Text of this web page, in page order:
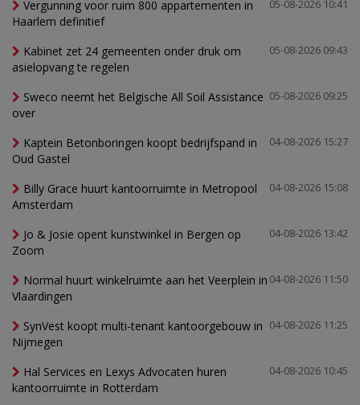
05-08-2026 10:41
Vergunning voor ruim 800 appartementen in
Haarlem definitief
05-08-2026 09:43
Kabinet zet 24 gemeenten onder druk om
asielopvang te regelen
05-08-2026 09:25
Sweco neemt het Belgische All Soil Assistance
over
04-08-2026 15:27
Kaptein Betonboringen koopt bedrijfspand in
Oud Gastel
04-08-2026 15:08
Billy Grace huurt kantoorruimte in Metropool
Amsterdam
04-08-2026 13:42
Jo & Josie opent kunstwinkel in Bergen op
Zoom
04-08-2026 11:50
Normal huurt winkelruimte aan het Veerplein in
Vlaardingen
04-08-2026 11:25
SynVest koopt multi-tenant kantoorgebouw in
Nijmegen
04-08-2026 10:45
Hal Services en Lexys Advocaten huren
kantoorruimte in Rotterdam